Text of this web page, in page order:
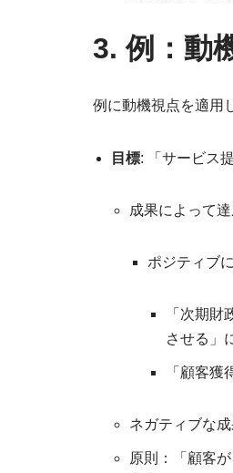
3. 例：動
例に動機視点を適用
目標: 「サービス
成果によって
ポジティブ
「次期
させる」
「顧客獲
ネガティブな
原則：「顧客